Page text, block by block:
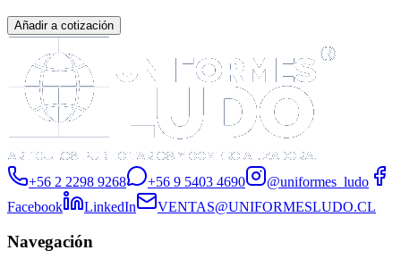
Añadir a cotización
+56 2 2298 9268 +56 9 5403 4690
@uniformes_ludo
Facebook
LinkedIn VENTAS@UNIFORMESLUDO.CL
Navegación